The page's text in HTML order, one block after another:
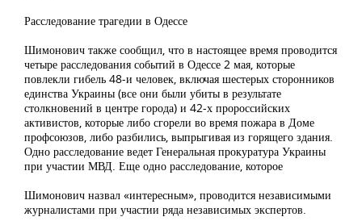
Расследование трагедии в Одессе
Шимонович также сообщил, что в настоящее время проводится
четыре расследования событий в Одессе 2 мая, которые
повлекли гибель 48-и человек, включая шестерых сторонников
единства Украины (все они были убиты в результате
столкновений в центре города) и 42-х пророссийских
активистов, которые либо сгорели во время пожара в Доме
профсоюзов, либо разбились, выпрыгивая из горящего здания.
Одно расследование ведет Генеральная прокуратура Украины
при участии МВД. Еще одно расследование, которое
Шимонович назвал «интересным», проводится независимыми
журналистами при участии ряда независимых экспертов.